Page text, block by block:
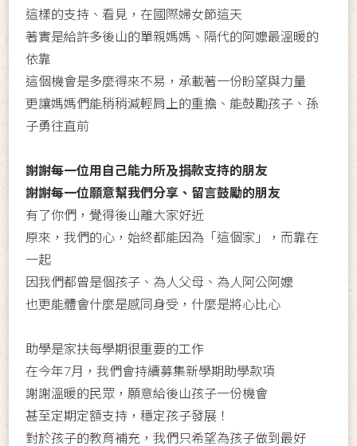
這樣的支持、看見，在國際婦女節這天
著實是給許多後山的單親媽媽、隔代的阿嬤最溫暖的
依靠
這個機會是多麼得來不易，承載著一份盼望與力量
更讓媽媽們能稍稍減輕肩上的重擔、能鼓勵孩子、孫
子勇往直前
謝謝每一位用自己能力所及捐款支持的朋友
謝謝每一位願意幫我們分享、留言鼓勵的朋友
有了你們，覺得後山離大家好近
原來，我們的心，始終都能因為「這個家」，而靠在
一起
因我們都曾是個孩子、為人父母、為人阿公阿嬤
也更能體會什麼是感同身受，什麼是將心比心
助學是家扶每學期很重要的工作
在今年7月，我們會持續募集新學期助學款項
謝謝溫暖的民眾，願意給後山孩子一份機會
甚至定期定額支持，穩定孩子發展！
對於孩子的教育補充，我們只希望為孩子做到最好